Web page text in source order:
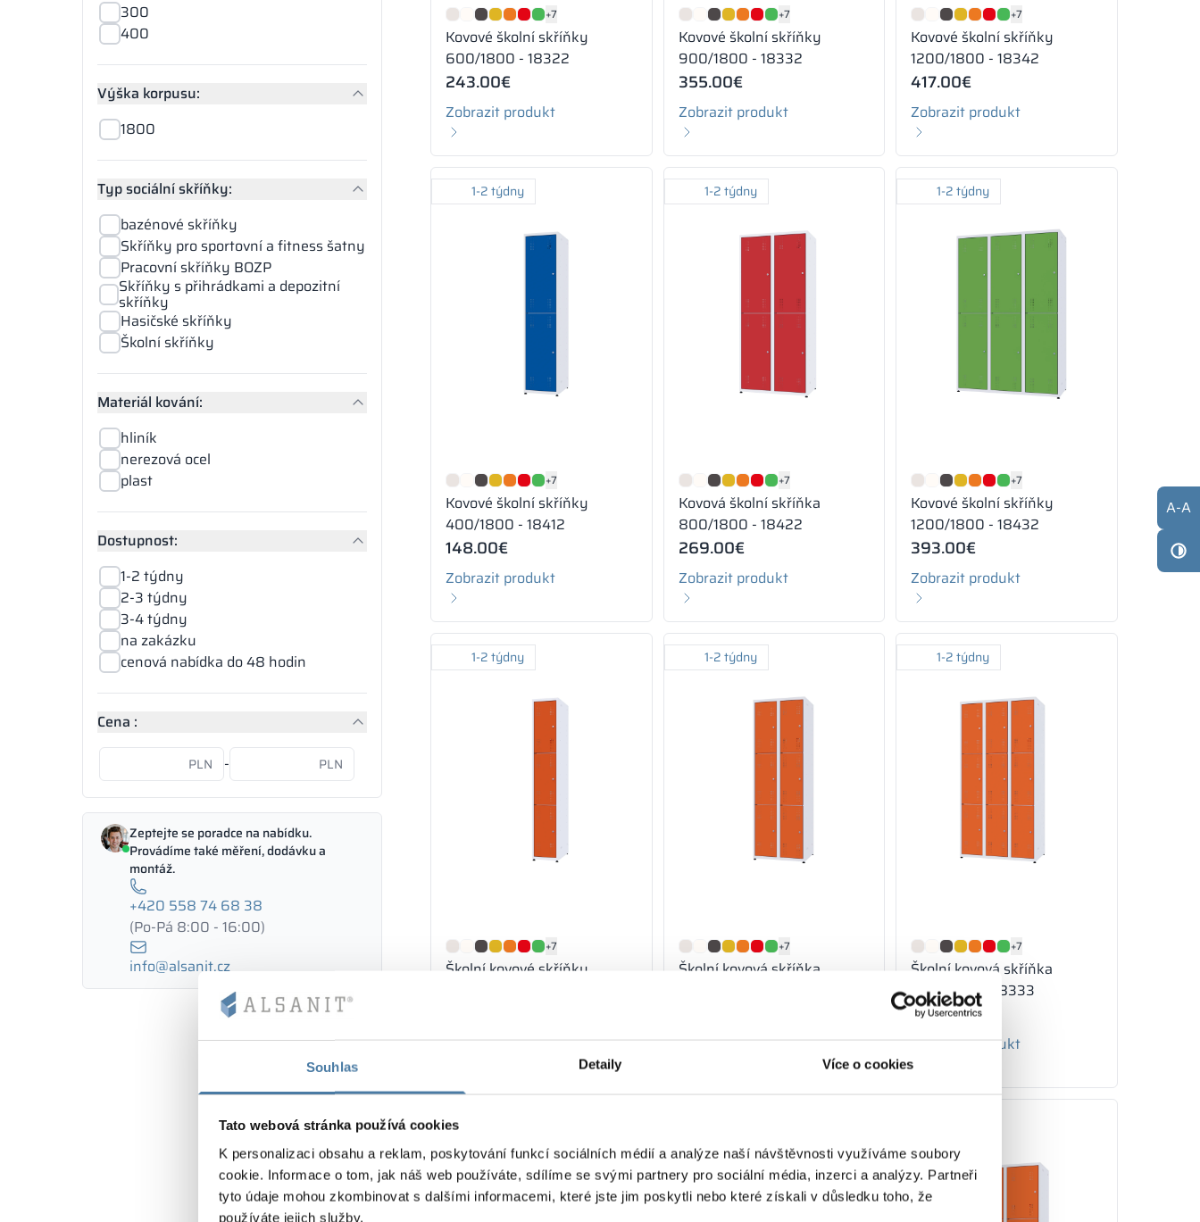
Souhlas Detaily Více o cookies
Tato webová stránka používá cookies
K personalizaci obsahu a reklam, poskytování funkcí sociálních médií a analýze naší návštěvnosti využíváme soubory
cookie. Informace o tom, jak náš web používáte, sdílíme se svými partnery pro sociální média, inzerci a analýzy. Partneři
tyto údaje mohou zkombinovat s dalšími informacemi, které jste jim poskytli nebo které získali v důsledku toho, že
používáte jejich služby.
300
400
Výška korpusu:
1800
Typ sociální skříňky:
bazénové skříňky
Skříňky pro sportovní a fitness šatny
Pracovní skříňky BOZP
Skříňky s přihrádkami a depozitní
skříňky
Hasičské skříňky
Školní skříňky
Materiál kování:
hliník
nerezová ocel
plast
Dostupnost:
1-2 týdny
2-3 týdny
3-4 týdny
na zakázku
cenová nabídka do 48 hodin
Cena :
PLN - PLN
Zeptejte se poradce na nabídku.
Provádíme také měření, dodávku a
montáž.
+420 558 74 68 38
(Po-Pá 8:00 - 16:00)
info@alsanit.cz
+7
Kovové školní skříňky
600/1800 - 18322
243.00€
Zobrazit produkt
+7
Kovové školní skříňky
900/1800 - 18332
355.00€
Zobrazit produkt
+7
Kovové školní skříňky
1200/1800 - 18342
417.00€
Zobrazit produkt
1-2 týdny
+7
Kovové školní skříňky
400/1800 - 18412
148.00€
Zobrazit produkt
1-2 týdny
+7
Kovová školní skříňka
800/1800 - 18422
269.00€
Zobrazit produkt
1-2 týdny
+7
Kovové školní skříňky
1200/1800 - 18432
393.00€
Zobrazit produkt
1-2 týdny
+7
Školní kovové skříňky
Zobrazit produkt
1-2 týdny
+7
Školní kovová skříňka
Zobrazit produkt
1-2 týdny
+7
Školní kovová skříňka
900/1800 - 18333
389.00€
Zobrazit produkt
A-A